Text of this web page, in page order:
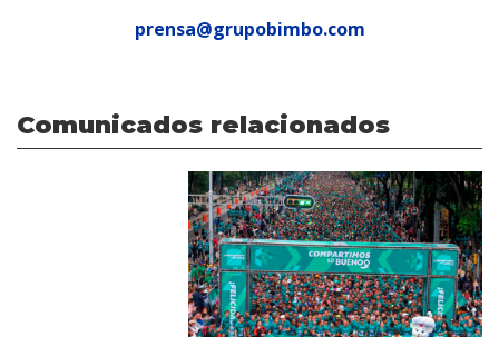
prensa@grupobimbo.com
Comunicados relacionados